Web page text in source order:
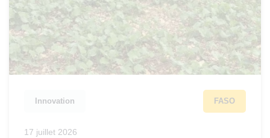
Innovation FASO
17 juillet 2026